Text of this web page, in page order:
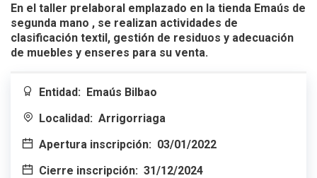
En el taller prelaboral emplazado en la tienda Emaús de
segunda mano , se realizan actividades de
clasificación textil, gestión de residuos y adecuación
de muebles y enseres para su venta.
Entidad: Emaús Bilbao
Localidad: Arrigorriaga
Apertura inscripción: 03/01/2022
Cierre inscripción: 31/12/2024